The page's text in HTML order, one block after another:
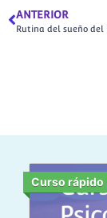
ANTERIOR
Curso rápido